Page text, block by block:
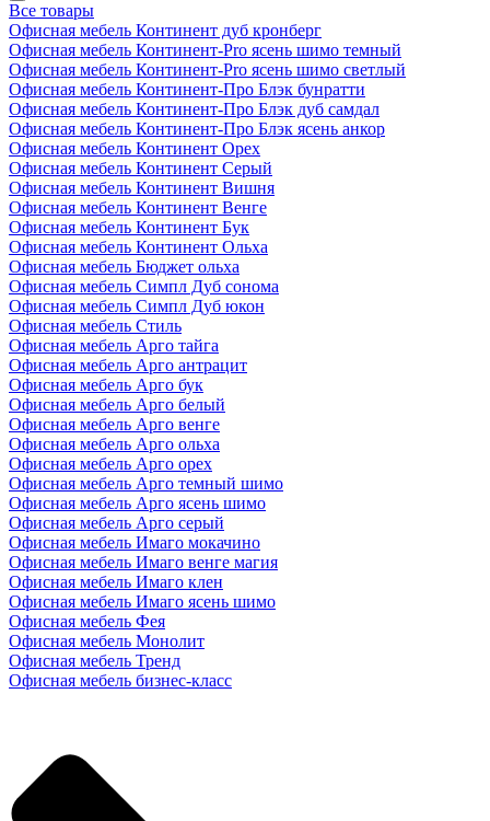
Все товары
Офисная мебель Континент дуб кронберг
Офисная мебель Континент-Pro ясень шимо темный
Офисная мебель Континент-Pro ясень шимо светлый
Офисная мебель Континент-Про Блэк бунратти
Офисная мебель Континент-Про Блэк дуб самдал
Офисная мебель Континент-Про Блэк ясень анкор
Офисная мебель Континент Орех
Офисная мебель Континент Серый
Офисная мебель Континент Вишня
Офисная мебель Континент Венге
Офисная мебель Континент Бук
Офисная мебель Континент Ольха
Офисная мебель Бюджет ольха
Офисная мебель Симпл Дуб сонома
Офисная мебель Симпл Дуб юкон
Офисная мебель Стиль
Офисная мебель Арго тайга
Офисная мебель Арго антрацит
Офисная мебель Арго бук
Офисная мебель Арго белый
Офисная мебель Арго венге
Офисная мебель Арго ольха
Офисная мебель Арго орех
Офисная мебель Арго темный шимо
Офисная мебель Арго ясень шимо
Офисная мебель Арго серый
Офисная мебель Имаго мокачино
Офисная мебель Имаго венге магия
Офисная мебель Имаго клен
Офисная мебель Имаго ясень шимо
Офисная мебель Фея
Офисная мебель Монолит
Офисная мебель Тренд
Офисная мебель бизнес-класс